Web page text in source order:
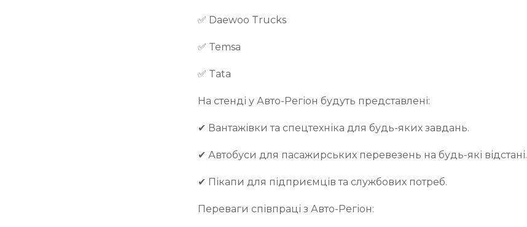
✅ Daewoo Trucks
✅ Temsa
✅ Tata
На стенді у Авто-Регіон будуть представлені:
✔ Вантажівки та спецтехніка для будь-яких завдань.
✔ Автобуси для пасажирських перевезень на будь-які відстані.
✔ Пікапи для підприємців та службових потреб.
Переваги співпраці з Авто-Регіон: